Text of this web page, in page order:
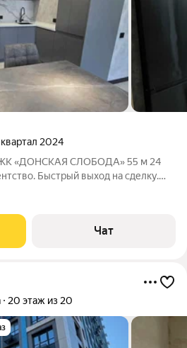
квартал 2024
«ДОНСКАЯ СЛОБОДА» 55 м 24
Быстрый выход на сделку.
не проживал вы будете
что представлено на фото,
Возможна
Чат
20 этаж из 20